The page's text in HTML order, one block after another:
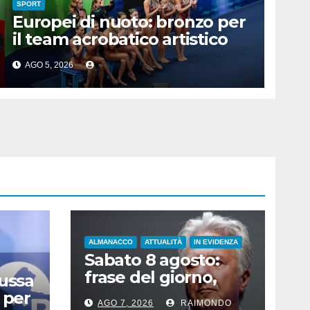
SPORT
Europei di nuoto: bronzo per
il team acrobatico artistico
dell’Italia
AGO 5, 2026
per
ALMANACCO ATTUALITÀ IN EVIDENZA
Sabato 8 agosto:
frase del giorno,
santi del giorno, nati
AGO 7, 2026 RAIMONDO